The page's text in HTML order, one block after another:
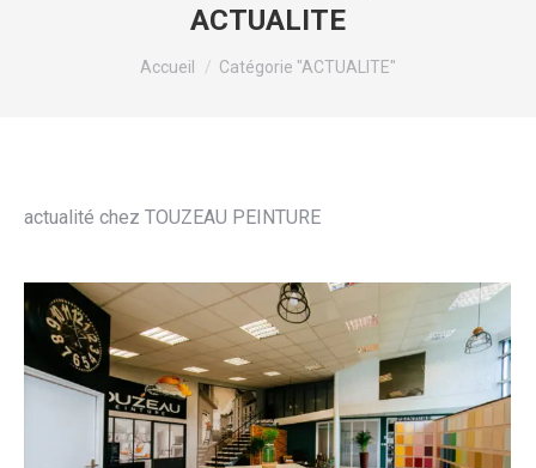
ACTUALITE
Vous êtes ici :
Accueil Catégorie "ACTUALITE"
actualité chez TOUZEAU PEINTURE